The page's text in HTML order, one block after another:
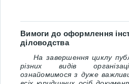
Вимоги до оформлення
діловодства
На завершення циклу
різних видів
ознайомимося з дуже